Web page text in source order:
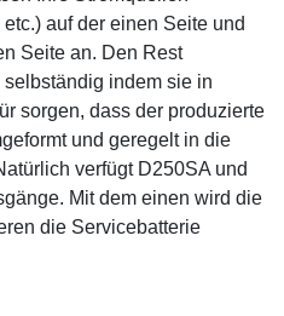
auf der einen Seite und
Seite an. Den Rest
indem sie in
sorgen, dass der produzierte
und geregelt in die
verfügt D250SA und
Mit dem einen wird die
die Servicebatterie